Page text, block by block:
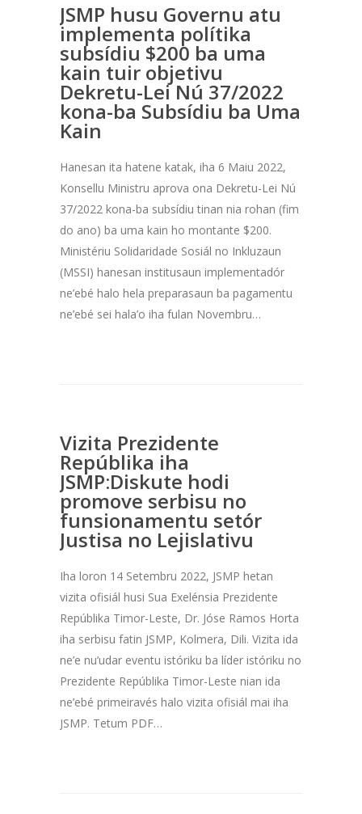
JSMP husu Governu atu
implementa polítika
subsídiu $200 ba uma
kain tuir objetivu
Dekretu-Lei Nú 37/2022
kona-ba Subsídiu ba Uma
Kain
Hanesan ita hatene katak, iha 6 Maiu 2022,
Konsellu Ministru aprova ona Dekretu-Lei Nú
37/2022 kona-ba subsídiu tinan nia rohan (fim
do ano) ba uma kain ho montante $200.
Ministériu Solidaridade Sosiál no Inkluzaun
(MSSI) hanesan institusaun implementadór
ne’ebé halo hela preparasaun ba pagamentu
ne’ebé sei hala’o iha fulan Novembru…
Vizita Prezidente
Repúblika iha
JSMP:Diskute hodi
promove serbisu no
funsionamentu setór
Justisa no Lejislativu
Iha loron 14 Setembru 2022, JSMP hetan
vizita ofisiál husi Sua Exelénsia Prezidente
Repúblika Timor-Leste, Dr. Jóse Ramos Horta
iha serbisu fatin JSMP, Kolmera, Dili. Vizita ida
ne’e nu’udar eventu istóriku ba líder istóriku no
Prezidente Repúblika Timor-Leste nian ida
ne’ebé primeiravés halo vizita ofisiál mai iha
JSMP. Tetum PDF…